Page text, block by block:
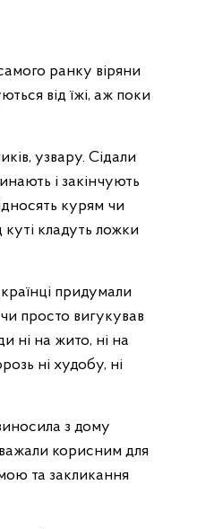
ранку віряни
від їжі, аж поки
узвару. Сідали
і закінчують
курям чи
кладуть ложки
придумали
просто вигукував
ні на жито, ні на
ні худобу, ні
з дому
корисним для
та закликання